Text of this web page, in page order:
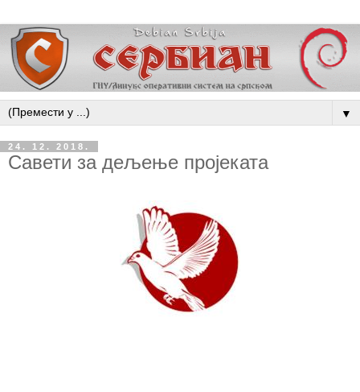
▼
24. 12. 2018.
Савети за дељење пројеката